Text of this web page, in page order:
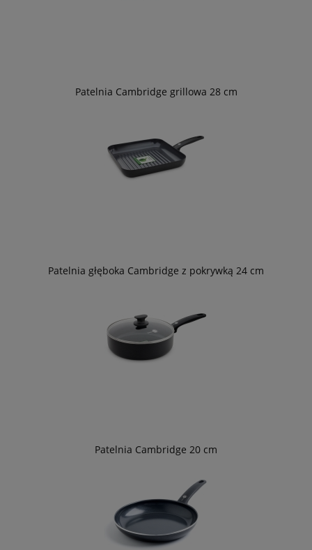
Patelnia Cambridge grillowa 28 cm
Patelnia głęboka Cambridge z pokrywką 24 cm
Patelnia Cambridge 20 cm